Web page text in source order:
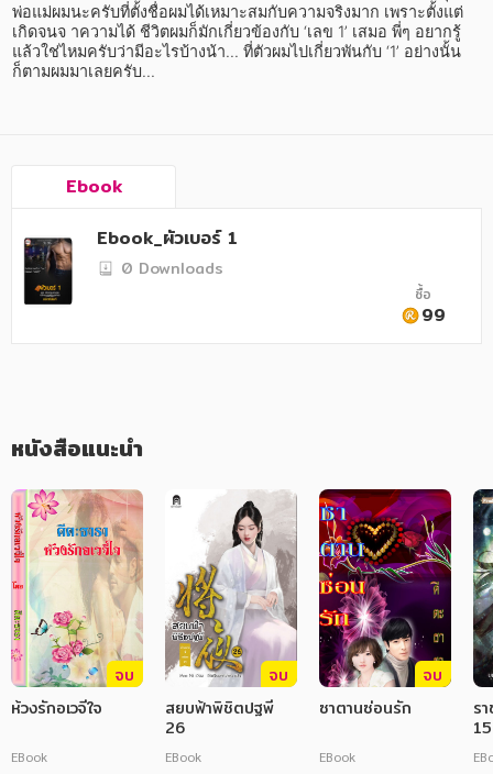
อาหาร สุขภาพ การแพทย์
ศิลปะ บันเทิง กีฬา ท่องเที่ยว
การเงิน การลงทุน บริหาร
นิตยสาร หนังสือพิมพ์
เทคโนโลยี การสื่อสาร วิทยาศาสตร์
ภาษาศาสตร์
หนังสือเด็ก
การพัฒนาตนเอง
ความรู้ทั่วไป
การ์ตูนความรู้ การ์ตูน
พ่อแม่ผมนะครับที่ตั้งชื่อผมได้เหมาะสมกับความจริงมาก เพราะตั้งแต่
เกิดจนจ าความได้ ชีวิตผมก็มักเกี่ยวข้องกับ ‘เลข 1’ เสมอ พี่ๆ อยากรู้
แล้วใช่ไหมครับว่ามีอะไรบ้างน้า... ที่ตัวผมไปเกี่ยวพันกับ ‘1’ อย่างนั้น
ก็ตามผมมาเลยครับ...
Ebook
Ebook_ผัวเบอร์ 1
0 Downloads
ซื้อ
99
หนังสือแนะนำ
จบ
ห้วงรักอเวจีใจ
EBook
จบ
สยบฟ้าพิชิตปฐพี
26
EBook
จบ
ซาตานซ่อนรัก
EBook
ร
15